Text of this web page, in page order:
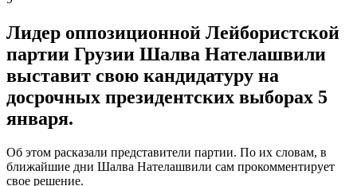
Лидер оппозиционной Лейбористской
партии Грузии Шалва Нателашвили
выставит свою кандидатуру на
досрочных президентских выборах 5
января.
Об этом расказали представители партии. По их словам, в
ближайшие дни Шалва Нателашвили сам прокомментирует
свое решение.